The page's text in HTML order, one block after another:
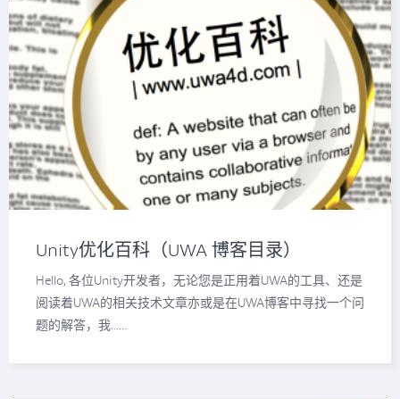
Unity优化百科（UWA 博客目录）
Hello, 各位Unity开发者，无论您是正用着UWA的工具、还是
阅读着UWA的相关技术文章亦或是在UWA博客中寻找一个问
题的解答，我……